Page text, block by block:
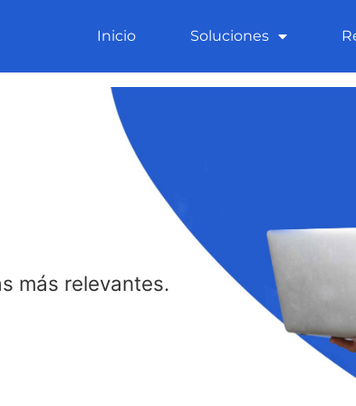
Inicio Soluciones
más relevantes.